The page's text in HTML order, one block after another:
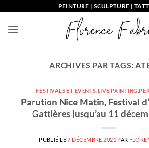
contenu
PEINTURE | SCULPTURE |
ARCHIVES PAR TAGS:
FESTIVALS ET EVENTS LIVE PAINTING
Parution Nice Matin, Festival
Gattières jusqu’au 11
PUBLIÉ LE 7 DÉCEMBRE 2021 PAR